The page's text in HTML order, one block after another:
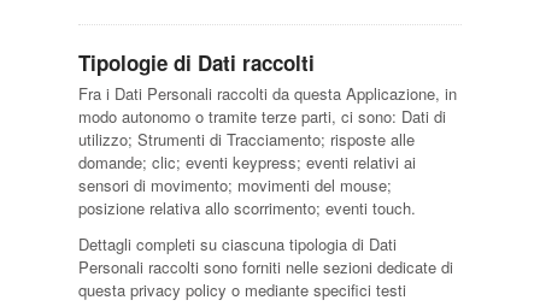
Tipologie di Dati raccolti
Fra i Dati Personali raccolti da questa Applicazione, in
modo autonomo o tramite terze parti, ci sono: Dati di
utilizzo; Strumenti di Tracciamento; risposte alle
domande; clic; eventi keypress; eventi relativi ai
sensori di movimento; movimenti del mouse;
posizione relativa allo scorrimento; eventi touch.
Dettagli completi su ciascuna tipologia di Dati
Personali raccolti sono forniti nelle sezioni dedicate di
questa privacy policy o mediante specifici testi